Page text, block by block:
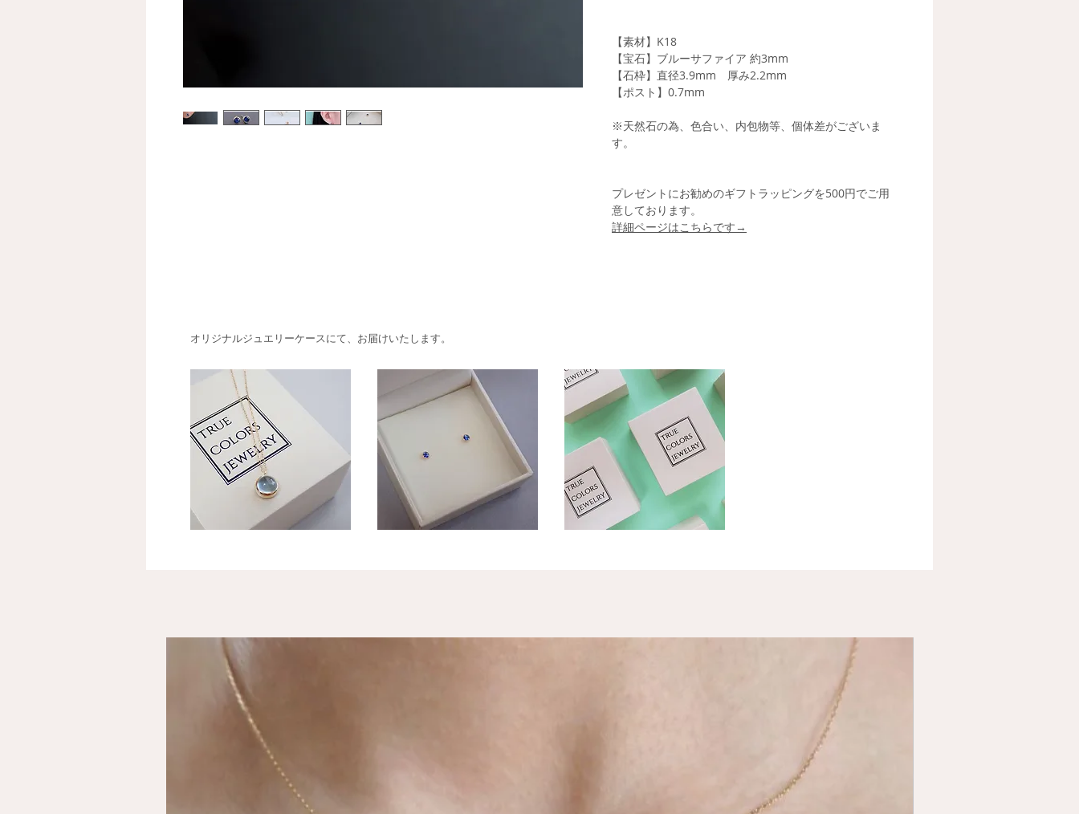
【素材】K18
【宝石】ブルーサファイア 約3mm
【石枠】直径3.9mm 厚み2.2mm
【ポスト】0.7mm
※天然石の為、色合い、内包物等、個体差がございま
す。
プレゼントにお勧めのギフトラッピングを500円でご用
意しております。
詳細ページはこちらです→
オリジナルジュエリーケースにて、 お届けいたします。